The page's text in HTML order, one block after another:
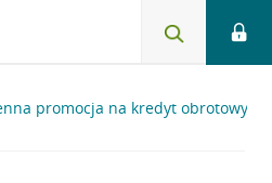
promocja na kredyt obrotowy